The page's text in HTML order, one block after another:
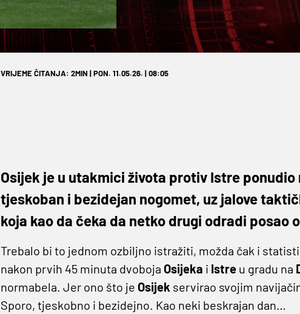
VRIJEME ČITANJA: 2MIN | PON. 11.05.26. | 08:05
Osijek je u utakmici života protiv Istre
tjeskoban i bezidejan nogomet, uz jalove
koja kao da čeka da netko drugi odradi posao
Trebalo bi to jednom ozbiljno istražiti, možda čak i
nakon prvih 45 minuta dvoboja Osijeka i Istreu gradu na
normabela. Jer ono što je Osijek servirao svojim
Sporo, tjeskobno i bezidejno. Kao neki beskrajan dan…